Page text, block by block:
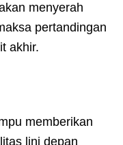
menyerah
pertandingan
akhir.
memberikan
lini depan